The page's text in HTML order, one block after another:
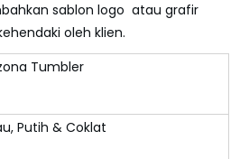
sablon logo atau grafir
oleh klien.
Tumbler
Putih & Coklat